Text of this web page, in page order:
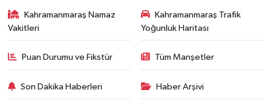
Kahramanmaraş Namaz
Vakitleri
Kahramanmaraş Trafik
Yoğunluk Haritası
Puan Durumu ve Fikstür Tüm Manşetler
Son Dakika Haberleri Haber Arşivi